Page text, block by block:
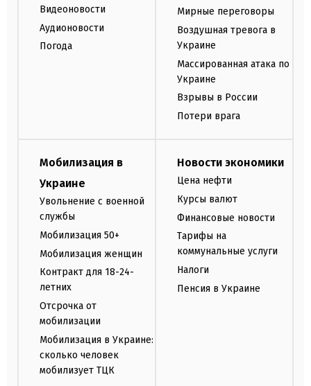
Видеоновости
Аудионовости
Погода
Мирные переговоры
Воздушная тревога в
Украине
Массированная атака по
Украине
Взрывы в России
Потери врага
Мобилизация в
Украине
Увольнение с военной
службы
Мобилизация 50+
Мобилизация женщин
Контракт для 18-24-
летних
Отсрочка от
мобилизации
Мобилизация в Украине:
сколько человек
мобилизует ТЦК
Новости экономики
Цена нефти
Курсы валют
Финансовые новости
Тарифы на
коммунальные услуги
Налоги
Пенсия в Украине